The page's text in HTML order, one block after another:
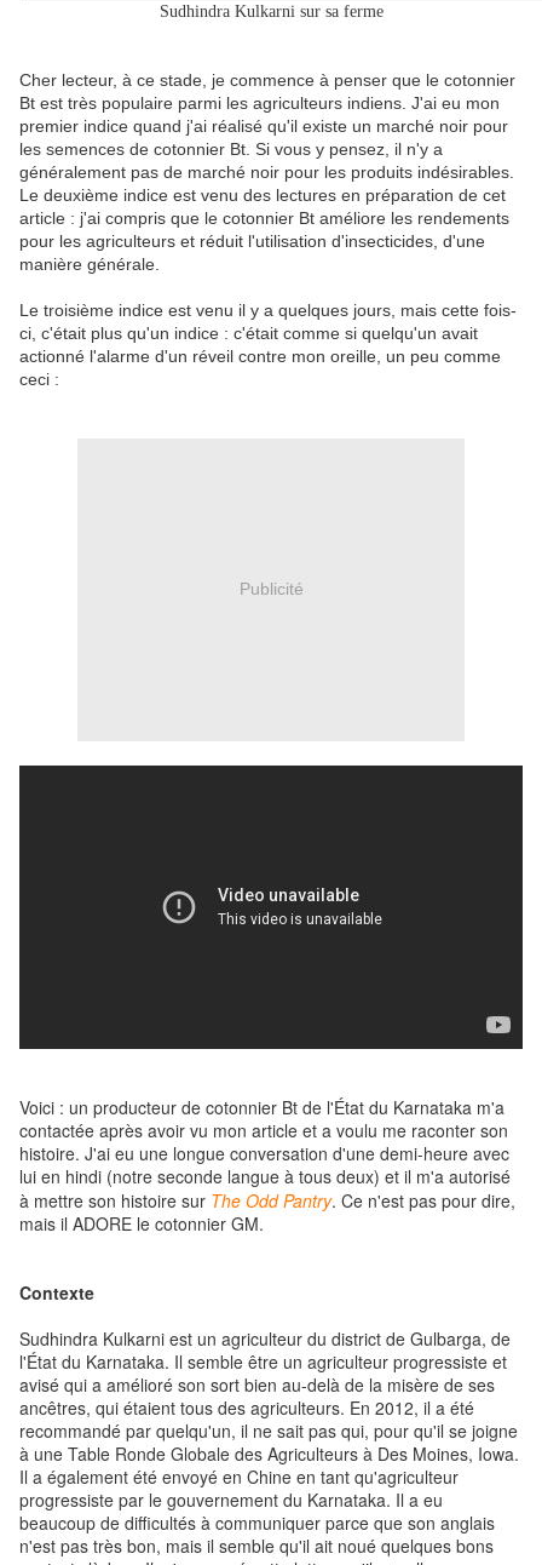
Sudhindra Kulkarni sur sa ferme
Cher lecteur, à ce stade, je commence à penser que le cotonnier
Bt est très populaire parmi les agriculteurs indiens. J'ai eu mon
premier indice quand j'ai réalisé qu'il existe un marché noir pour
les semences de cotonnier Bt. Si vous y pensez, il n'y a
généralement pas de marché noir pour les produits indésirables.
Le deuxième indice est venu des lectures en préparation de cet
article : j'ai compris que le cotonnier Bt améliore les rendements
pour les agriculteurs et réduit l'utilisation d'insecticides, d'une
manière générale.
Le troisième indice est venu il y a quelques jours, mais cette fois-
ci, c'était plus qu'un indice : c'était comme si quelqu'un avait
actionné l'alarme d'un réveil contre mon oreille, un peu comme
ceci :
Publicité
Voici : un producteur de cotonnier Bt de l'État du Karnataka m'a
contactée après avoir vu mon article et a voulu me raconter son
histoire. J'ai eu une longue conversation d'une demi-heure avec
lui en hindi (notre seconde langue à tous deux) et il m'a autorisé
à mettre son histoire sur The Odd Pantry. Ce n'est pas pour dire,
mais il ADORE le cotonnier GM.
Contexte
Sudhindra Kulkarni est un agriculteur du district de Gulbarga, de
l'État du Karnataka. Il semble être un agriculteur progressiste et
avisé qui a amélioré son sort bien au-delà de la misère de ses
ancêtres, qui étaient tous des agriculteurs. En 2012, il a été
recommandé par quelqu'un, il ne sait pas qui, pour qu'il se joigne
à une Table Ronde Globale des Agriculteurs à Des Moines, Iowa.
Il a également été envoyé en Chine en tant qu'agriculteur
progressiste par le gouvernement du Karnataka. Il a eu
beaucoup de difficultés à communiquer parce que son anglais
n'est pas très bon, mais il semble qu'il ait noué quelques bons